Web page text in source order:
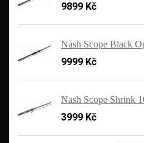
9899 Kč
Nash Scope Black
9999 Kč
Nash Scope Shrink
3999 Kč